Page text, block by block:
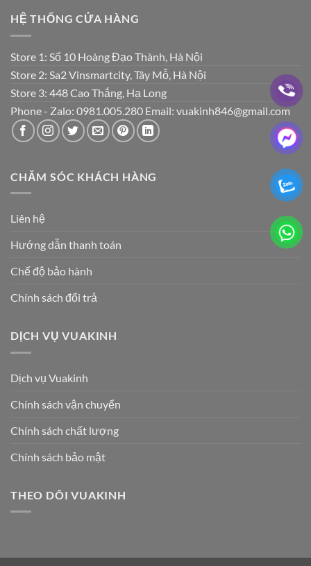
HỆ THỐNG CỬA HÀNG
Store 1: Số 10 Hoàng Đạo Thành, Hà Nội
Store 2: Sa2 Vinsmartcity, Tây Mỗ, Hà Nội
Store 3: 448 Cao Thắng, Hạ Long
Phone - Zalo: 0981.005.280 Email: vuakinh846@gmail.com
CHĂM SÓC KHÁCH HÀNG
Liên hệ
Hướng dẫn thanh toán
Chế độ bảo hành
Chính sách đổi trả
DỊCH VỤ VUAKINH
Dịch vụ Vuakinh
Chính sách vận chuyển
Chính sách chất lượng
Chính sách bảo mật
THEO DÕI VUAKINH